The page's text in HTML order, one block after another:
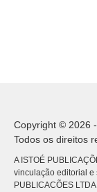
Copyright © 2026
Todos os direitos
A ISTOÉ
vinculação editorial e
PUBLICACÕES